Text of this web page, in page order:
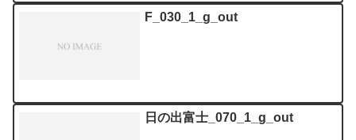
F_030_1_g_out
日の出富士_070_1_g_out